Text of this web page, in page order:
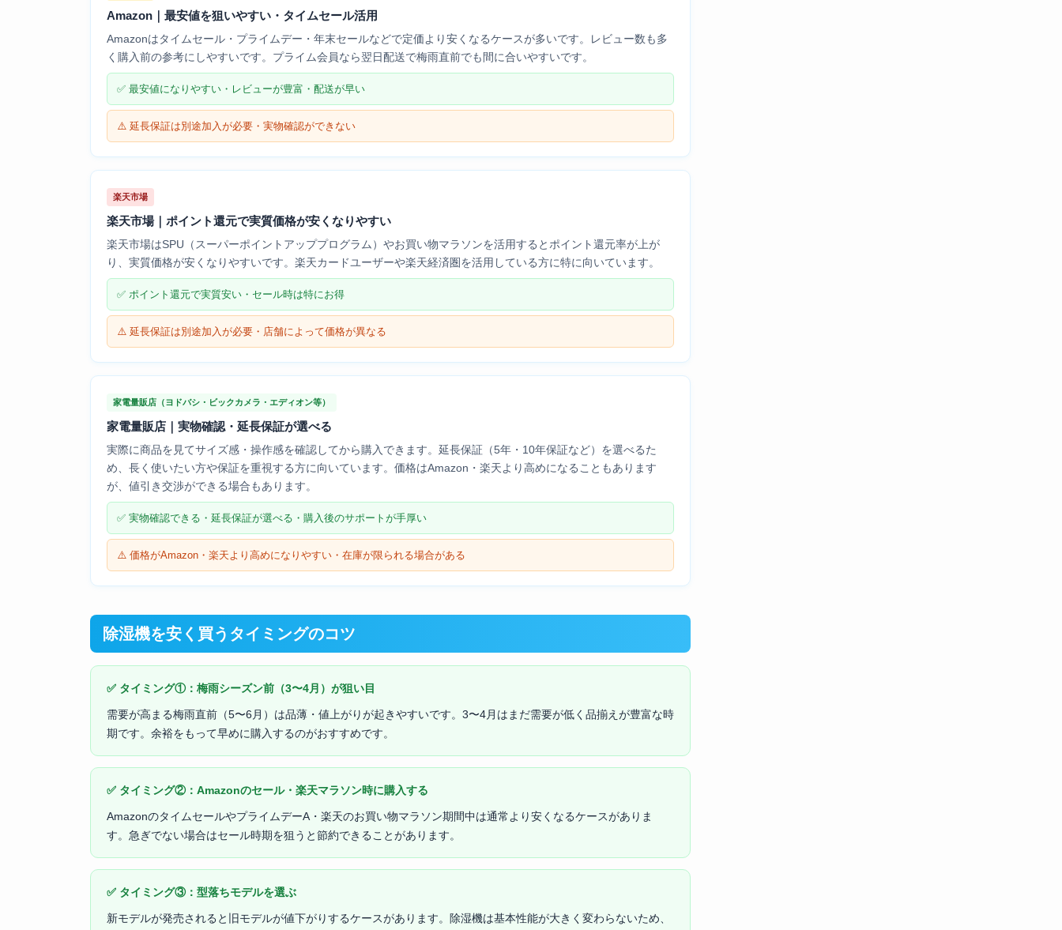
Amazon｜最安値を狙いやすい・タイムセール活用
Amazonはタイムセール・プライムデー・年末セールなどで定価より安くなるケースが多いです。レビュー数も多
く購入前の参考にしやすいです。プライム会員なら翌日配送で梅雨直前でも間に合いやすいです。
✅ 最安値になりやすい・レビューが豊富・配送が早い
⚠️ 延長保証は別途加入が必要・実物確認ができない
楽天市場
楽天市場｜ポイント還元で実質価格が安くなりやすい
楽天市場はSPU（スーパーポイントアッププログラム）やお買い物マラソンを活用するとポイント還元率が上が
り、実質価格が安くなりやすいです。楽天カードユーザーや楽天経済圏を活用している方に特に向いています。
✅ ポイント還元で実質安い・セール時は特にお得
⚠️ 延長保証は別途加入が必要・店舗によって価格が異なる
家電量販店（ヨドバシ・ビックカメラ・エディオン等）
家電量販店｜実物確認・延長保証が選べる
実際に商品を見てサイズ感・操作感を確認してから購入できます。延長保証（5年・10年保証など）を選べるた
め、長く使いたい方や保証を重視する方に向いています。価格はAmazon・楽天より高めになることもあります
が、値引き交渉ができる場合もあります。
✅ 実物確認できる・延長保証が選べる・購入後のサポートが手厚い
⚠️ 価格がAmazon・楽天より高めになりやすい・在庫が限られる場合がある
除湿機を安く買うタイミングのコツ
✅ タイミング①：梅雨シーズン前（3〜4月）が狙い目
需要が高まる梅雨直前（5〜6月）は品薄・値上がりが起きやすいです。3〜4月はまだ需要が低く品揃えが豊富な時
期です。余裕をもって早めに購入するのがおすすめです。
✅ タイミング②：Amazonのセール・楽天マラソン時に購入する
AmazonのタイムセールやプライムデーA・楽天のお買い物マラソン期間中は通常より安くなるケースがありま
す。急ぎでない場合はセール時期を狙うと節約できることがあります。
✅ タイミング③：型落ちモデルを選ぶ
新モデルが発売されると旧モデルが値下がりするケースがあります。除湿機は基本性能が大きく変わらないため、